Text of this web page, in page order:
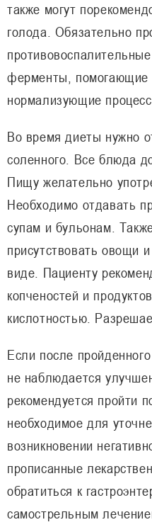
также могут
голода. Обязательно
ферменты, помогающие
нормализующие
Во время диеты нужно
соленного. Все блюда
Пищу желательно
Необходимо отдавать
супам и бульонам.
присутствовать овощи
виде. Пациенту
копченостей и
кислотностью.
Если после
не наблюдается
рекомендуется пройти
необходимое для
возникновении
прописанные
обратиться к
самострельным